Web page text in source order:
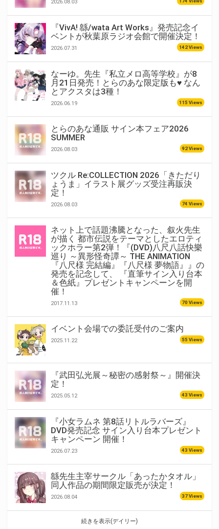
2026.08.03
『VivA! 緜/wata Art Works』発売記念イ
ベントが秋葉原ラジオ会館で開催決定！
2026.07.31 142 Views
なーゆ。先生『私立メロ高等学校』が8
月21日発売！とらのあな限定版も♥ なん
とアクスタは3種！
2026.06.19 115 Views
とらのあな通販 サイン本フェア2026
SUMMER
2026.08.03 92 Views
ツクル Re:COLLECTION 2026「きただり
ょうま」イラスト展グッズ受注再販決
定！
2026.08.03 74 Views
ネット上で話題沸騰となった、叙火先生
が描く 都市伝説をテーマとしたエロティ
ックホラー第2弾！『(DVD)八尺八話快樂
巡り ～異形怪奇譚～ THE ANIMATION
『八尺様 完結編』『八尺様 夢物語』』の
発売を記念して、 『直筆サイン入り台本
＆色紙』プレゼントキャンペーンを開
催！
2017.11.13 70 Views
イベント会場での委託受付のご案内
2025.11.22 55 Views
『武田弘光展～秘密の感射祭～』開催決
定！
2025.05.12 43 Views
『小女ラムネ 第8話リトルラバーズ』
DVD発売記念 サイン入り台本プレゼント
キャンペーン 開催！
2026.07.23 43 Views
緜先生主宰サークル「あったかタオル」
同人作品の期間限定販売が決定！
2026.08.04 37 Views
続きを表示(デイリー)